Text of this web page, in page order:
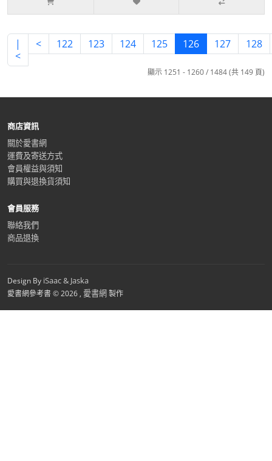
|
<
< 122 123 124 125 126 127 128
顯示 1251 - 1260 / 1484 (共 149 頁)
商店資訊
關於愛書網
運費及寄送方式
會員權益與須知
購買與退換貨須知
會員服務
聯絡我們
商品退換
Design By iSaac & Jaska
愛書網參考書 © 2026 , 愛書網製作